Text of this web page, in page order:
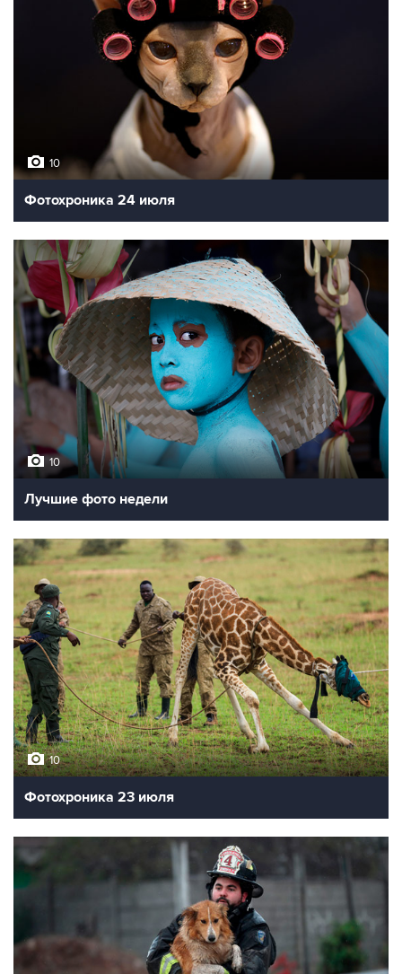
10
Фотохроника 24 июля
10
Лучшие фото недели
10
Фотохроника 23 июля